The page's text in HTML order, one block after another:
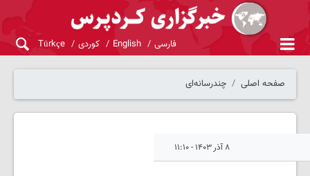
فارسی English کوردی Türkçe
صفحه اصلی چندرسانه‌ای
۸ آذر ۱۴۰۳ - ۱۱:۱۰